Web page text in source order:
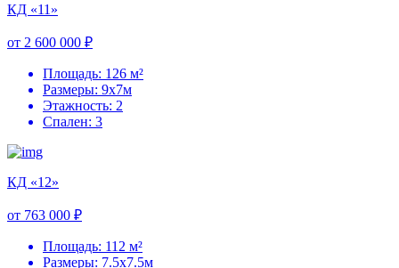
КД «11»
от 2 600 000 ₽
Площадь: 126 м²
Размеры: 9х7м
Этажность: 2
Спален: 3
КД «12»
от 763 000 ₽
Площадь: 112 м²
Размеры: 7.5х7.5м